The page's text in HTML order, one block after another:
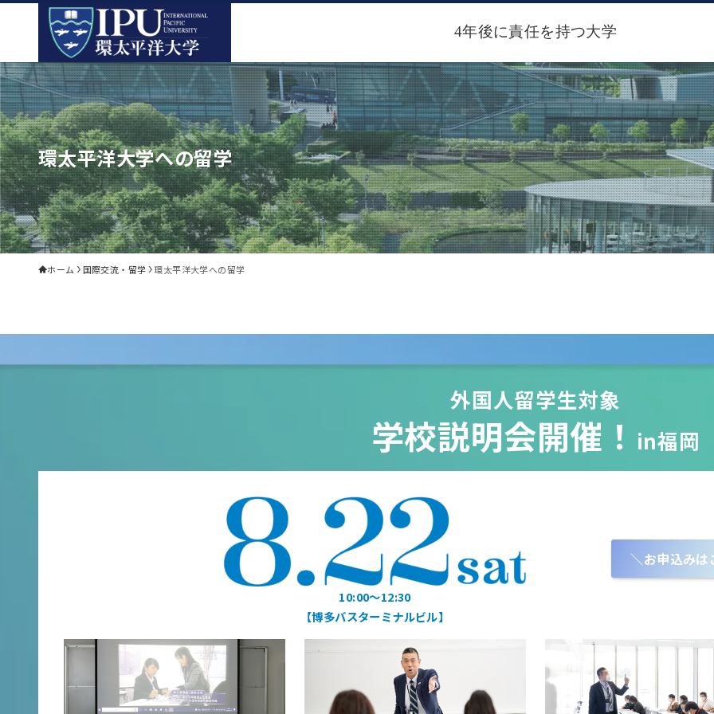
環太平洋大学への留学
ホーム 国際交流・留学 環太平洋大学への留学
外国人留学生対象
学校説明会開催！ in福岡
10:00〜12:30
【博多バスターミナルビル】
＼お申込みは